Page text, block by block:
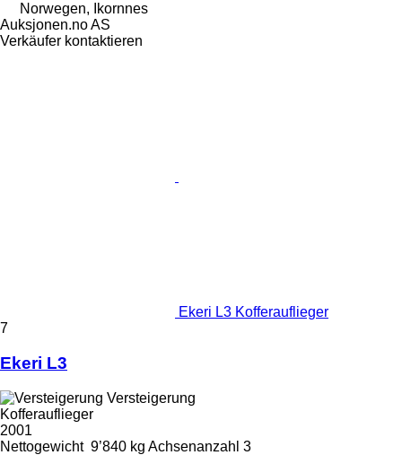
Norwegen, Ikornnes
Auksjonen.no AS
Verkäufer kontaktieren
Ekeri L3 Kofferauflieger
7
Ekeri L3
Versteigerung
Kofferauflieger
2001
Nettogewicht 9’840 kg Achsenanzahl 3